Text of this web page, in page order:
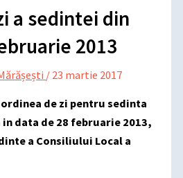
a sedintei din
2013
/ 23 martie 2017
de zi pentru sedinta
data de 28 februarie 2013,
a Consiliului Local a